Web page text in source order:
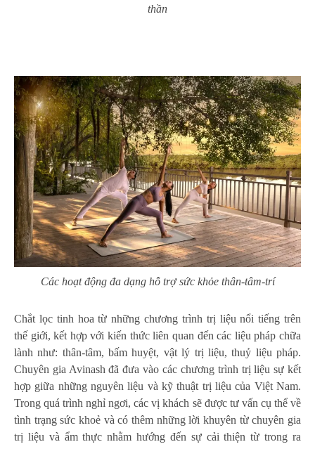
thần
Các hoạt động đa dạng hỗ trợ sức khỏe thân-tâm-trí
Chắt lọc tinh hoa từ những chương trình trị liệu nổi tiếng trên
thế giới, kết hợp với kiến thức liên quan đến các liệu pháp chữa
lành như: thân-tâm, bấm huyệt, vật lý trị liệu, thuỷ liệu pháp.
Chuyên gia Avinash đã đưa vào các chương trình trị liệu sự kết
hợp giữa những nguyên liệu và kỹ thuật trị liệu của Việt Nam.
Trong quá trình nghỉ ngơi, các vị khách sẽ được tư vấn cụ thể về
tình trạng sức khoẻ và có thêm những lời khuyên từ chuyên gia
trị liệu và ẩm thực nhằm hướng đến sự cải thiện từ trong ra